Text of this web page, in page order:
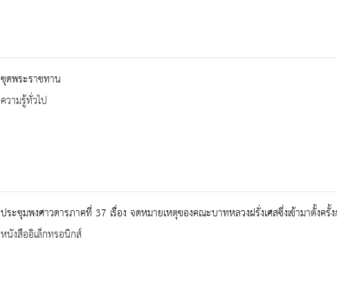
ชุดพระราชทาน
ความรู้ทั่วไป
ประชุมพงศาวดารภาคที่ 37 เรื่อง จดหมายเหตุของคณะบาทหลวงฝรั่งเศสซึ่งเข้ามาตั้งค
หนังสืออิเล็กทรอนิกส์